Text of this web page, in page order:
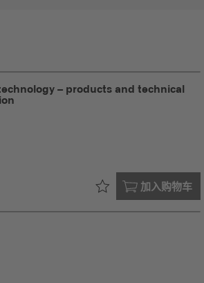
– products and technical
加入购物车
已在您的